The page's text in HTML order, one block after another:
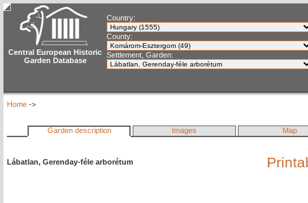
Central European Historic
Garden Database
Country:
County:
Settlement, Garden:
Home ->
Garden description Images Map
Lábatlan, Gerenday-féle arborétum